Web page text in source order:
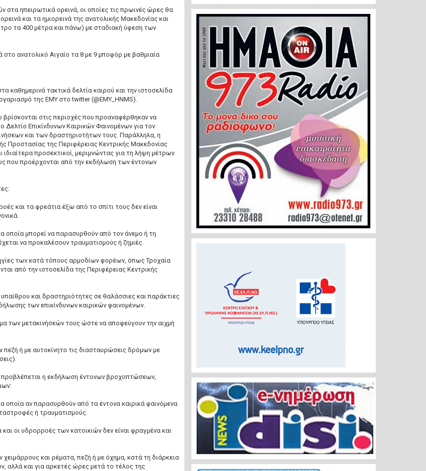
στα ηπειρωτικά ορεινά, οι οποίες τις πρωινές ώρες θα
και τα ημιορεινά της ανατολικής Μακεδονίας και
τα 400 μέτρα και πάνω) με σταδιακή ύφεση των
στο ανατολικό Αιγαίο τα 8 με 9 μποφόρ με βαθμιαία
καθημερινά τακτικά δελτία καιρού και την ιστοσελίδα
της ΕΜΥ στο twitter (@EMY_HNMS).
βρίσκονται στις περιοχές που προαναφέρθηκαν να
Επικίνδυνων Καιρικών Φαινομένων για τον
και των δραστηριοτήτων τους. Παράλληλα, η
Προστασίας της Περιφέρειας Κεντρικής Μακεδονίας
ιδιαίτερα προσεκτικοί, μεριμνώντας για τη λήψη μέτρων
που προέρχονται από την εκδήλωση των έντονων
και τα φρεάτια έξω από το σπίτι τους δεν είναι
οποία μπορεί να παρασυρθούν από τον άνεμο ή τη
να προκαλέσουν τραυματισμούς ή ζημιές.
των κατά τόπους αρμοδίων φορέων, όπως Τροχαία
από την ιστοσελίδα της Περιφέρειας Κεντρικής
και δραστηριότητες σε θαλάσσιες και παράκτιες
των επικίνδυνων καιρικών φαινομένων.
των μετακινήσεών τους ώστε να αποφεύγουν την αιχμή
πεζή ή με αυτοκίνητο τις διασταυρώσεις δρόμων με
προβλέπεται η εκδήλωση έντονων βροχοπτώσεων,
οποία αν παρασυρθούν από τα έντονα καιρικά φαινόμενα
ή τραυματισμούς.
οι υδρορροές των κατοικιών δεν είναι φραγμένα και
και ρέματα, πεζή ή με όχημα, κατά τη διάρκεια
αλλά και για αρκετές ώρες μετά το τέλος της